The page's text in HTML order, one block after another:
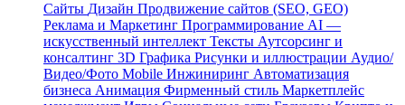
Сайты Дизайн Продвижение сайтов (SEO, GEO)
Реклама и Маркетинг Программирование AI —
искусственный интеллект Тексты Аутсорсинг и
консалтинг 3D Графика Рисунки и иллюстрации Аудио/
Видео/Фото Mobile Инжиниринг Автоматизация
бизнеса Анимация Фирменный стиль Маркетплейс